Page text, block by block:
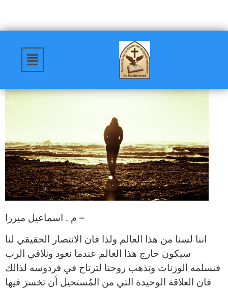
م . اسماعيل ميرزا –
اننا لسنا من هذا العالم ولذا فان الانتصار الحقيقي لنا
سيكون خارج هذا العالم عندما نعود ونلاقي الرب
فنسلمه الوزنات وتذهب روحنا لترتاح في فردوسه لذالك
فان العلاقة الوحيدة التي من المُستحيل أن تخسرَ فيها